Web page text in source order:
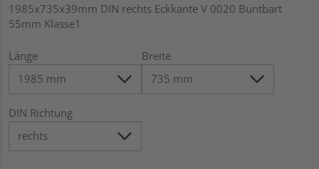
1985x735x39mm DIN rechts Eckkante V 0020 Buntbart
55mm Klasse1
Länge Breite
DIN Richtung